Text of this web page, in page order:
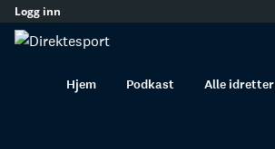
innhold
Logg inn
Hjem Podkast Alle idretter